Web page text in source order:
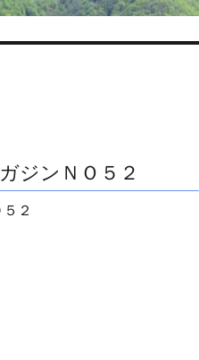
ジンＮＯ５２
２